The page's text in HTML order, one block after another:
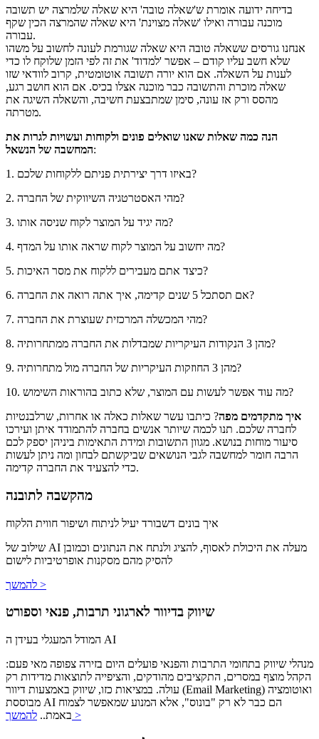
בדיחה ידועה אומרת ש'שאלה טובה' היא שאלה שלמרצה יש תשובה
מוכנה עבורה ואילו 'שאלה מצוינת' היא שאלה שהמרצה הכין שקף
עבורה.
אנחנו גורסים ששאלה טובה היא שאלה שגורמת לעונה לחשוב על משהו
שלא חשב עליו קודם – אפשר 'למדוד' את זה לפי הזמן שלוקח לו כדי
לענות על השאלה. אם הוא יורה תשובה אוטומטית, קרוב לוודאי שזו
שאלה מוכרת והתשובה כבר מוכנה אצלו בכיס. אם הוא חושב רגע,
מהסס ורק אז עונה, סימן שמתבצעת חשיבה, והשאלה השיגה את
מטרתה.
הנה כמה שאלות שאנו שואלים פונים ולקוחות ועשויות לגרות את
המחשבה של הנשאל:
1. באיזו דרך יצירתית פניתם ללקוחות שלכם?
2. מהי האסטרטגיה השיווקית של החברה?
3. מה יגיד על המוצר לקוח שניסה אותו?
4. מה יחשוב על המוצר לקוח שראה אותו על המדף?
5. כיצד אתם מעבירים ללקוח את מסר האיכות?
6. אם תסתכל 5 שנים קדימה, איך אתה רואה את החברה?
7. מהי המכשלה המרכזית שעוצרת את החברה?
8. מהן 3 הנקודות העיקריות שמבדלות את החברה ממתחרותיה?
9. מהן 3 החוזקות העיקריות של החברה מול מתחרותיה?
10. מה עוד אפשר לעשות עם המוצר, שלא כתוב בהוראות השימוש?
איך מתקדמים מפה? כיתבו עשר שאלות כאלה או אחרות, שרלבנטיות
לחברה שלכם. תנו לכמה שיותר אנשים בחברה להתמודד איתן ועירכו
סיעור מוחות בנושא. מגוון התשובות ומידת התאימות ביניהן יספק לכם
הרבה חומר למחשבה לגבי הנושאים שביקשתם לבחון ומה ניתן לעשות
כדי להצעיד את החברה קדימה.
מהקשבה לתובנה
איך בונים דשבורד יעיל לניתוח ושיפור חווית הלקוח
שילוב של AI מעלה את היכולת לאסוף, להציג ולנתח את הנתונים וכמובן
להסיק מהם מסקנות אופרטיביות לישום
להמשך >
שיווק בדיוור לארגוני תרבות, פנאי וספורט
המודל המעגלי בעידן ה AI
מנהלי שיווק בתחומי התרבות והפנאי פועלים היום בזירה צפופה מאי פעם:
הקהל מוצף במסרים, התקציבים מהודקים, והציפייה לתוצאות מדידות רק
עולה. במציאות כזו, שיווק באמצעות דיוור (Email Marketing) ואוטומציה
מבוססת AI הם כבר לא רק "בונוס", אלא המנוע שמאפשר לצמוח
באמת.. להמשך >